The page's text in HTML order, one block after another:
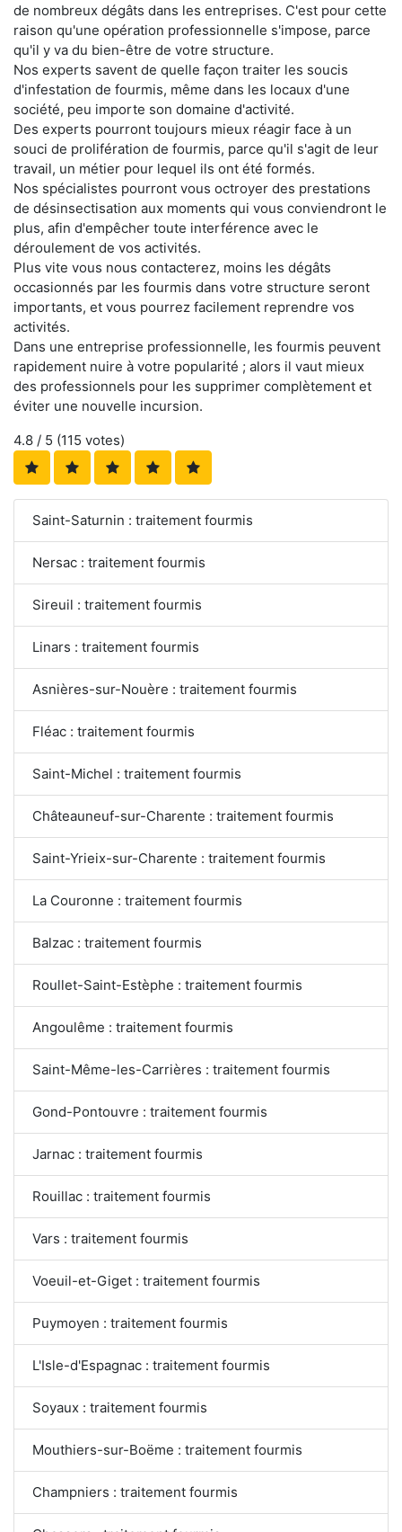
de nombreux dégâts dans les entreprises. C'est pour cette
raison qu'une opération professionnelle s'impose, parce
qu'il y va du bien-être de votre structure.
Nos experts savent de quelle façon traiter les soucis
d'infestation de fourmis, même dans les locaux d'une
société, peu importe son domaine d'activité.
Des experts pourront toujours mieux réagir face à un
souci de prolifération de fourmis, parce qu'il s'agit de leur
travail, un métier pour lequel ils ont été formés.
Nos spécialistes pourront vous octroyer des prestations
de désinsectisation aux moments qui vous conviendront le
plus, afin d'empêcher toute interférence avec le
déroulement de vos activités.
Plus vite vous nous contacterez, moins les dégâts
occasionnés par les fourmis dans votre structure seront
importants, et vous pourrez facilement reprendre vos
activités.
Dans une entreprise professionnelle, les fourmis peuvent
rapidement nuire à votre popularité ; alors il vaut mieux
des professionnels pour les supprimer complètement et
éviter une nouvelle incursion.
4.8 / 5 (115 votes)
Saint-Saturnin : traitement fourmis
Nersac : traitement fourmis
Sireuil : traitement fourmis
Linars : traitement fourmis
Asnières-sur-Nouère : traitement fourmis
Fléac : traitement fourmis
Saint-Michel : traitement fourmis
Châteauneuf-sur-Charente : traitement fourmis
Saint-Yrieix-sur-Charente : traitement fourmis
La Couronne : traitement fourmis
Balzac : traitement fourmis
Roullet-Saint-Estèphe : traitement fourmis
Angoulême : traitement fourmis
Saint-Même-les-Carrières : traitement fourmis
Gond-Pontouvre : traitement fourmis
Jarnac : traitement fourmis
Rouillac : traitement fourmis
Vars : traitement fourmis
Voeuil-et-Giget : traitement fourmis
Puymoyen : traitement fourmis
L'Isle-d'Espagnac : traitement fourmis
Soyaux : traitement fourmis
Mouthiers-sur-Boëme : traitement fourmis
Champniers : traitement fourmis